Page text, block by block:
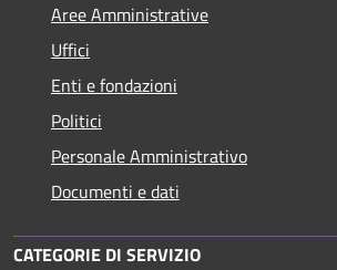
Aree Amministrative
Uffici
Enti e fondazioni
Politici
Personale Amministrativo
Documenti e dati
CATEGORIE DI SERVIZIO